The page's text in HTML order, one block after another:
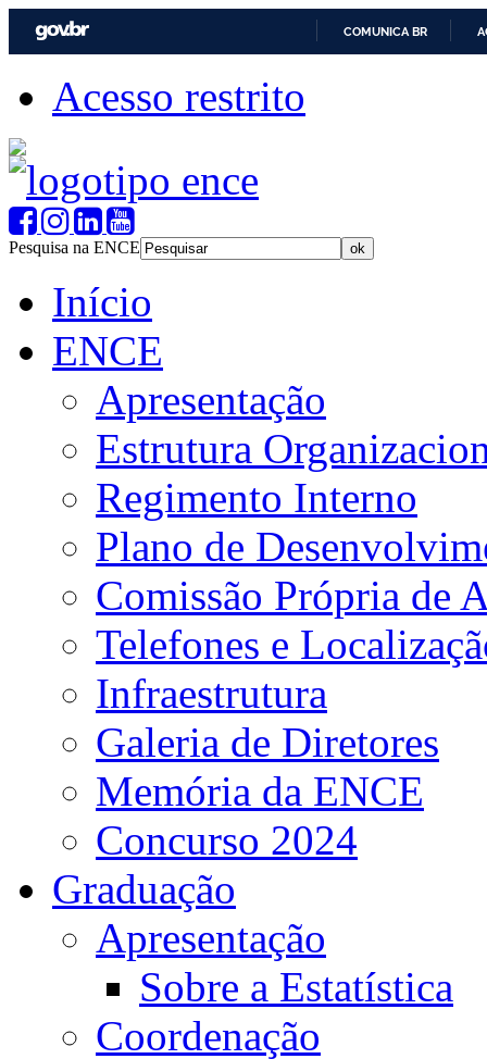
COMUNICA BR
Acesso restrito
Pesquisa na ENCE
Início
ENCE
Apresentação
Estrutura
Regimento Interno
Plano de
Comissão Própria de
Telefones e
Infraestrutura
Galeria de Diretores
Memória da ENCE
Concurso 2024
Graduação
Apresentação
Sobre a Estatística
Coordenação